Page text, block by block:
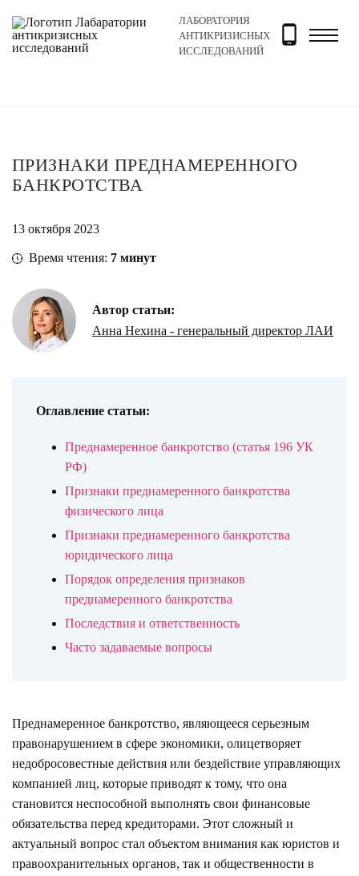
ЛАБОРАТОРИЯ
АНТИКРИЗИСНЫХ
ИССЛЕДОВАНИЙ
Главная Новости и блог Блог Признаки
ПРИЗНАКИ ПРЕДНАМЕРЕННОГО
БАНКРОТСТВА
13 октября 2023
Время чтения: 7 минут
Автор статьи:
Анна Нехина - генеральный директор ЛАИ
Оглавление статьи:
Преднамеренное банкротство (статья 196 УК
РФ)
Признаки преднамеренного банкротства
физического лица
Признаки преднамеренного банкротства
юридического лица
Порядок определения признаков
преднамеренного банкротства
Последствия и ответственность
Часто задаваемые вопросы
Преднамеренное банкротство, являющееся серьезным
правонарушением в сфере экономики, олицетворяет
недобросовестные действия или бездействие управляющих
компанией лиц, которые приводят к тому, что она
становится неспособной выполнять свои финансовые
обязательства перед кредиторами. Этот сложный и
актуальный вопрос стал объектом внимания как юристов и
правоохранительных органов, так и общественности в